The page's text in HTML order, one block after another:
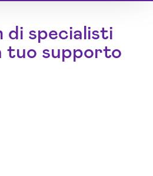
di specialisti
tuo supporto